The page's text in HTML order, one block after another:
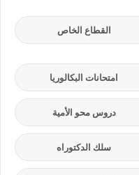
القطاع الخاص
امتحانات البكالوريا
دروس محو الأمية
سلك الدكتوراه